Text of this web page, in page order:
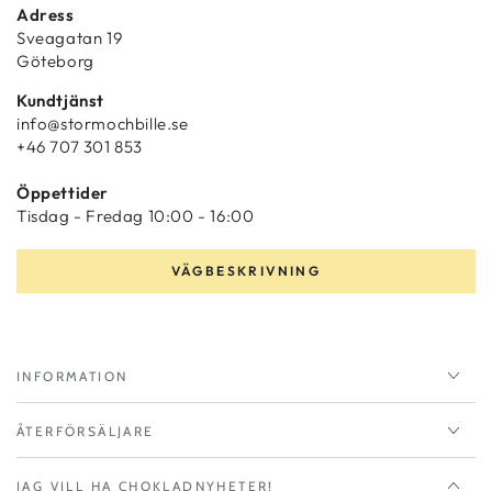
Adress
Sveagatan 19
Göteborg
Kundtjänst
info@stormochbille.se
+46 707 301 853
Öppettider
Tisdag - Fredag 10:00 - 16:00
VÄGBESKRIVNING
INFORMATION
ÅTERFÖRSÄLJARE
JAG VILL HA CHOKLADNYHETER!